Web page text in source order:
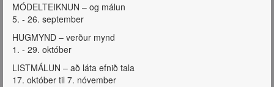
MÓDELTEIKNUN – og málun
5. - 26. september
HUGMYND – verður mynd
1. - 29. október
LISTMÁLUN – að láta efnið tala
17. október til 7. nóvember